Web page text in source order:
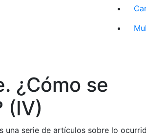
¿Cómo se
(IV)
una serie de artículos sobre lo